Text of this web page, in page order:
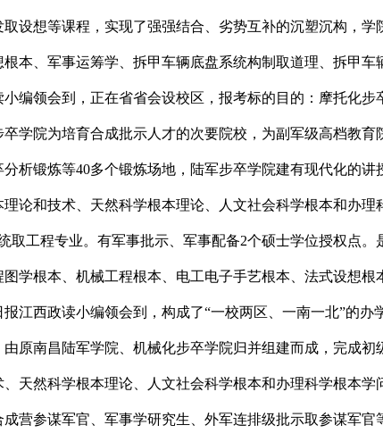
设想等课程，实现了强强结合、劣势互补的沉塑沉构，
本、军事运筹学、拆甲车辆底盘系统构制取道理、拆甲
编领会到，正在省省会设校区，报考标的目的：摩托化
学院为培育合成批示人才的次要院校，为副军级高档教
析锻炼等40多个锻炼场地，陆军步卒学院建有现代化的
论和技术、天然科学根本理论、人文社会科学根本和办
取工程专业。有军事批示、军事配备2个硕士学位授权点
学根本、机械工程根本、电工电子手艺根本、法式设想
江西政读小编领会到，构成了“一校两区、一南一北”的
原南昌陆军学院、机械化步卒学院归并组建而成，完成
天然科学根本理论、人文社会科学根本和办理科学根本
营参谋军官、军事学研究生、外军连排级批示取参谋军